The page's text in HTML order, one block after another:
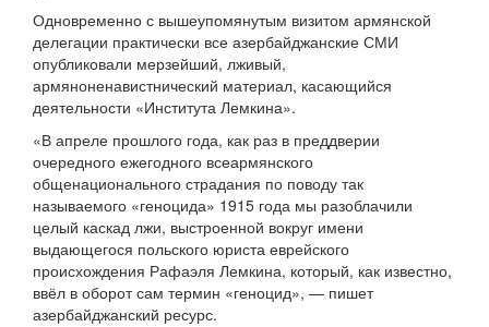
Одновременно с вышеупомянутым визитом армянской
делегации практически все азербайджанские СМИ
опубликовали мерзейший, лживый,
армяноненавистнический материал, касающийся
деятельности «Института Лемкина».
«В апреле прошлого года, как раз в преддверии
очередного ежегодного всеармянского
общенационального страдания по поводу так
называемого «геноцида» 1915 года мы разоблачили
целый каскад лжи, выстроенной вокруг имени
выдающегося польского юриста еврейского
происхождения Рафаэля Лемкина, который, как известно,
ввёл в оборот сам термин «геноцид», — пишет
азербайджанский ресурс.